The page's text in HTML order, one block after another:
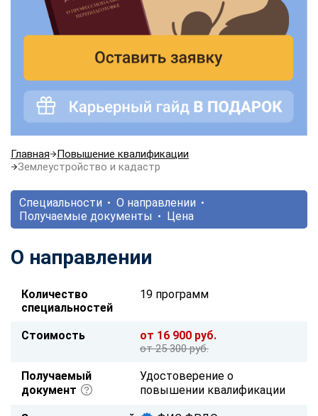
Главная
Повышение квалификации
Землеустройство и кадастр
Специальности
О направлении
Получаемые документы
Цена
О направлении
Количество
специальностей
19 программ
Стоимость от 16 900 руб.
от 25 300 руб.
Получаемый
документ
Удостоверение о
повышении квалификации